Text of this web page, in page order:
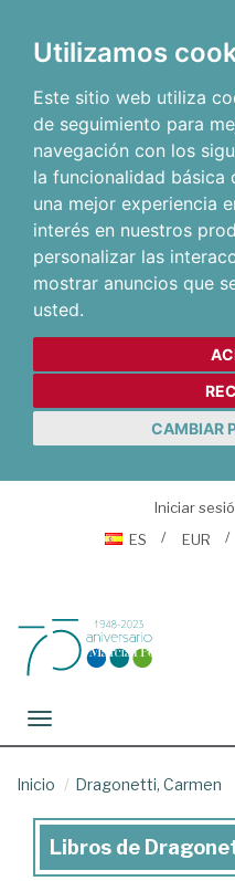
Utilizamos
Este sitio web utiliza
de seguimiento para
navegación con los
la funcionalidad básica
una mejor experiencia
interés en nuestros
personalizar las
mostrar anuncios que
usted.
CAMBIAR
Iniciar
ES
EUR
Toggle navigation
Inicio Dragonetti, Carmen
Libros
Libros de